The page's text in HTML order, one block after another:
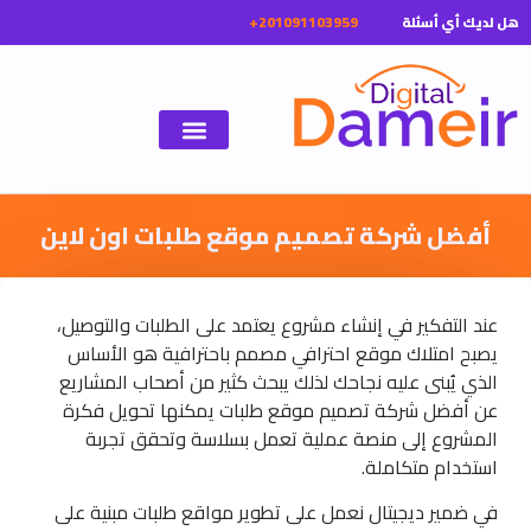
لديك أي أسئلة
أفضل شركة تصميم موقع طلبات اون لاين
عند التفكير في إنشاء مشروع يعتمد على الطلبات والتوصيل،
يصبح امتلاك موقع احترافي مصمم باحترافية هو الأساس
الذي يُبنى عليه نجاحك لذلك يبحث كثير من أصحاب المشاريع
عن أفضل شركة تصميم موقع طلبات يمكنها تحويل فكرة
المشروع إلى منصة عملية تعمل بسلاسة وتحقق تجربة
استخدام متكاملة.
في ضمير ديجيتال نعمل على تطوير مواقع طلبات مبنية على